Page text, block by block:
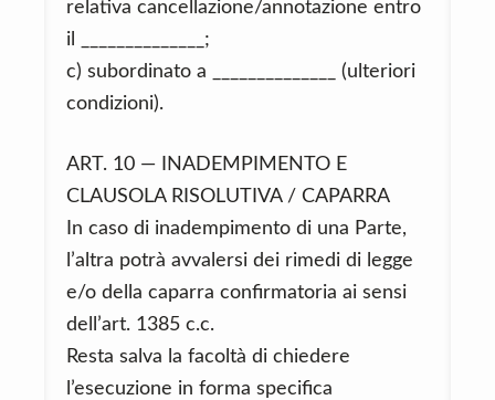
relativa cancellazione/annotazione entro
il ______________;
c) subordinato a ______________ (ulteriori
condizioni).
ART. 10 — INADEMPIMENTO E
CLAUSOLA RISOLUTIVA / CAPARRA
In caso di inadempimento di una Parte,
l’altra potrà avvalersi dei rimedi di legge
e/o della caparra confirmatoria ai sensi
dell’art. 1385 c.c.
Resta salva la facoltà di chiedere
l’esecuzione in forma specifica